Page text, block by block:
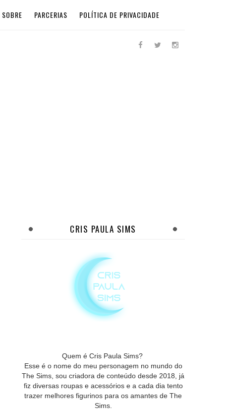
SOBRE PARCERIAS POLÍTICA DE PRIVACIDADE
CRIS PAULA SIMS
Quem é Cris Paula Sims?
Esse é o nome do meu personagem no mundo do
The Sims, sou criadora de conteúdo desde 2018, já
fiz diversas roupas e acessórios e a cada dia tento
trazer melhores figurinos para os amantes de The
Sims.